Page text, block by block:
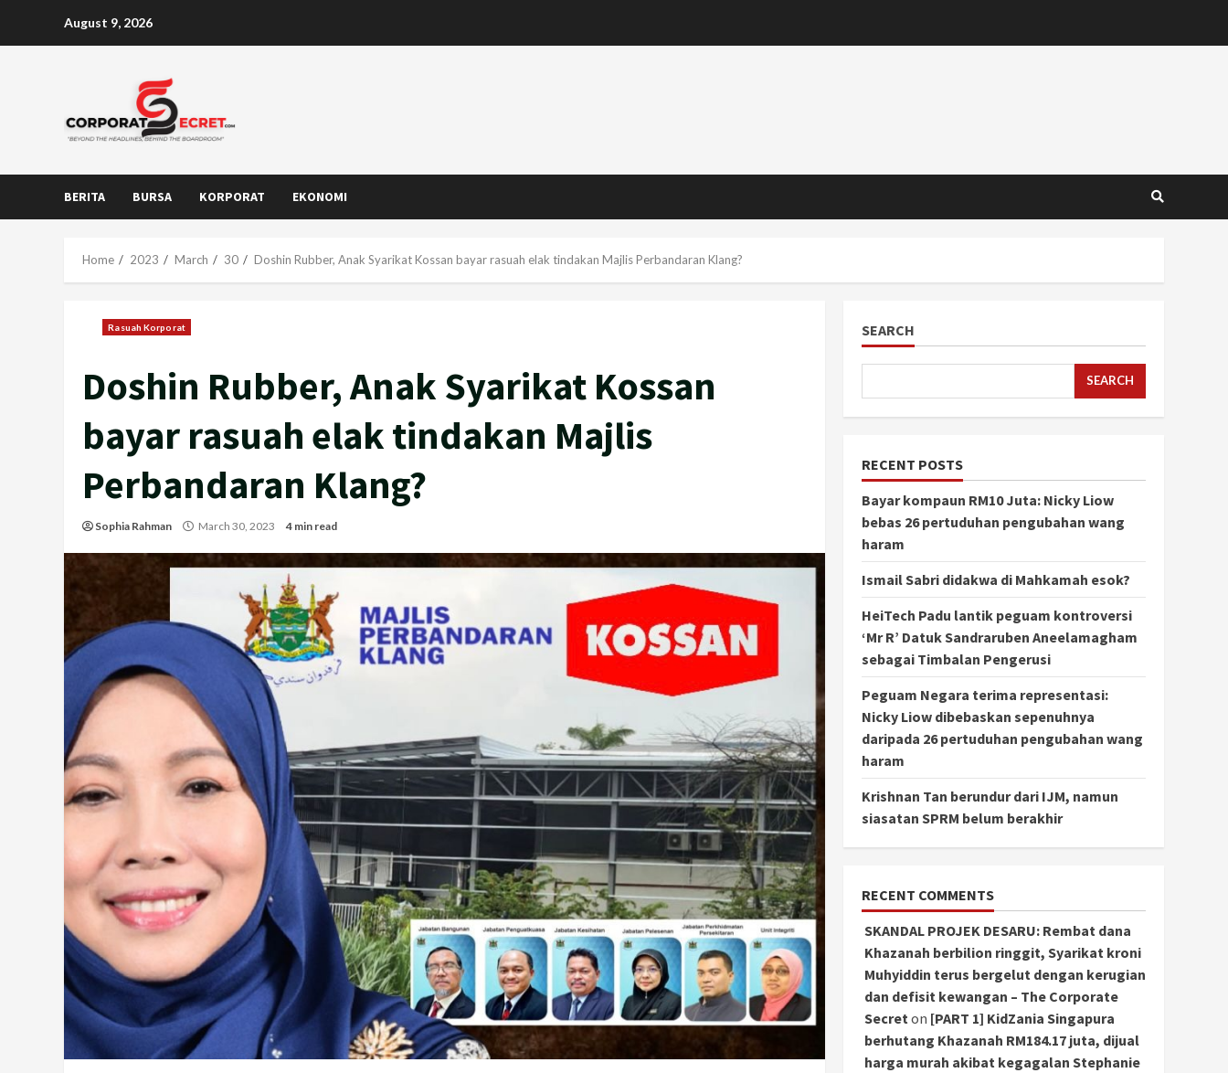
August 9, 2026
BERITA BURSA KORPORAT EKONOMI
Home 2023 March 30 Doshin Rubber, Anak Syarikat Kossan bayar rasuah elak tindakan Majlis Perbandaran Klang?
Rasuah Korporat
Doshin Rubber, Anak Syarikat Kossan
bayar rasuah elak tindakan Majlis
Perbandaran Klang?
Sophia Rahman March 30, 2023 4 min read
SEARCH
SEARCH
RECENT POSTS
Bayar kompaun RM10 Juta: Nicky Liow
bebas 26 pertuduhan pengubahan wang
haram
Ismail Sabri didakwa di Mahkamah esok?
HeiTech Padu lantik peguam kontroversi
‘Mr R’ Datuk Sandraruben Aneelamagham
sebagai Timbalan Pengerusi
Peguam Negara terima representasi:
Nicky Liow dibebaskan sepenuhnya
daripada 26 pertuduhan pengubahan wang
haram
Krishnan Tan berundur dari IJM, namun
siasatan SPRM belum berakhir
RECENT COMMENTS
SKANDAL PROJEK DESARU: Rembat dana
Khazanah berbilion ringgit, Syarikat kroni
Muhyiddin terus bergelut dengan kerugian
dan defisit kewangan – The Corporate
Secret on [PART 1] KidZania Singapura
berhutang Khazanah RM184.17 juta, dijual
harga murah akibat kegagalan Stephanie